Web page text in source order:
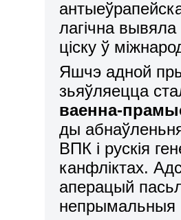
лагічна
ціску ў
Яшчэ адной
зьяўляецца
ваенна-
ды
ВПК і рускія
канфліктах.
аперацый
непрымальныя